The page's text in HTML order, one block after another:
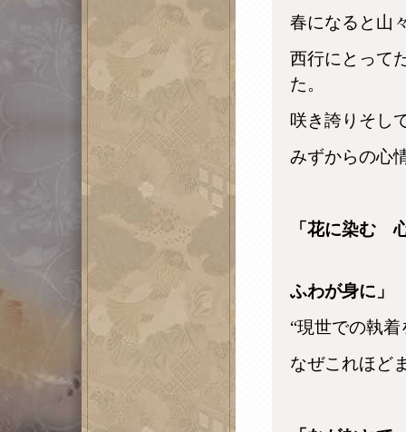
春になると山
西行にとって
た。
咲き誇りそし
みずからの心
「花に染む
ふわが身に」
“現世での執
なぜこれほど